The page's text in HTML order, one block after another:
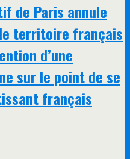
de Paris annule
territoire français
d’une
sur le point de se
français